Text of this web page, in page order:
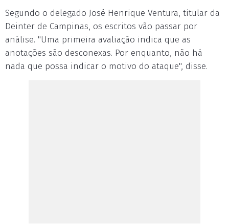
Segundo o delegado José Henrique Ventura, titular da
Deinter de Campinas, os escritos vão passar por
análise. "Uma primeira avaliação indica que as
anotações são desconexas. Por enquanto, não há
nada que possa indicar o motivo do ataque", disse.